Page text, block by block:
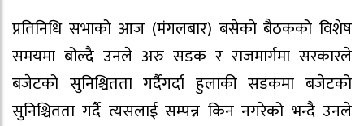
प्रतिनिधि सभाको आज (मंगलबार) बसेको बैठकको विशेष
समयमा बोल्दै उनले अरु सडक र राजमार्गमा सरकारले
बजेटको सुनिश्चितता गर्दैगर्दा हुलाकी सडकमा बजेटको
सुनिश्चितता गर्दै त्यसलाई सम्पन्न किन नगरेको भन्दै उनले